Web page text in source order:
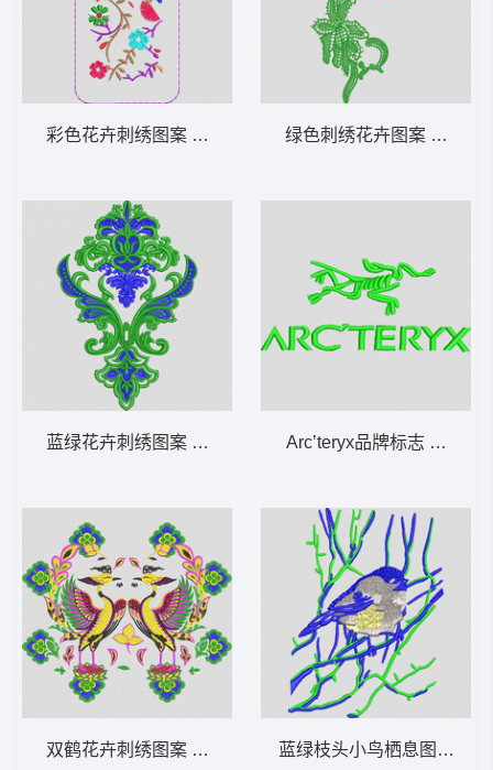
彩色花卉刺绣图案 手机壳
蓝绿花卉刺绣图案 抱枕
双鹤花卉刺绣图案 丹顶鹤仙鹤鸟吉祥
绿色刺绣花卉图案 水溶
Arc’teryx品牌标志 变色龙
蓝绿枝头小鸟栖息图 鸟语